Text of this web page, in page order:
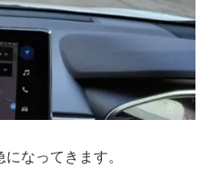
なってきます。